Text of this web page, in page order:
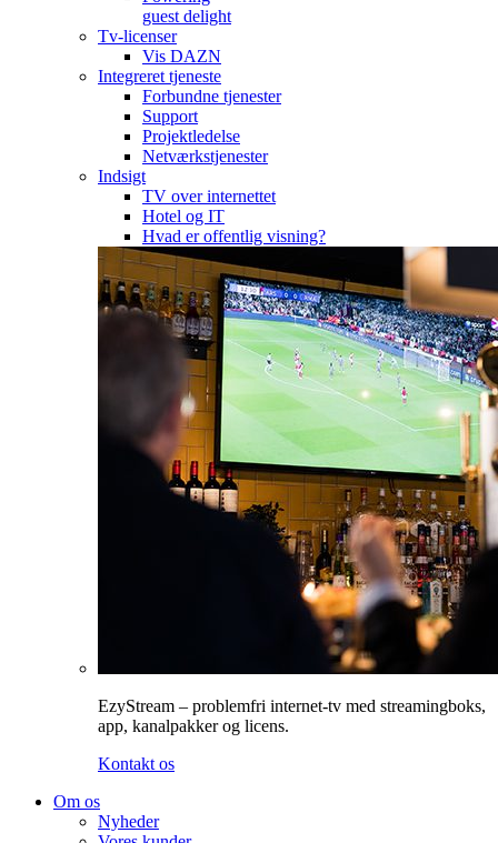
guest delight
Tv-licenser
Vis DAZN
Integreret tjeneste
Forbundne tjenester
Support
Projektledelse
Netværkstjenester
Indsigt
TV over internettet
Hotel og IT
Hvad er offentlig visning?
EzyStream – problemfri internet-tv med streamingboks,
app, kanalpakker og licens.
Kontakt os
Om os
Nyheder